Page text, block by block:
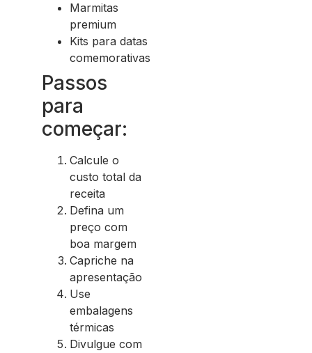
Marmitas
premium
Kits para datas
comemorativas
Passos
para
começar:
Calcule o
custo total da
receita
Defina um
preço com
boa margem
Capriche na
apresentação
Use
embalagens
térmicas
Divulgue com